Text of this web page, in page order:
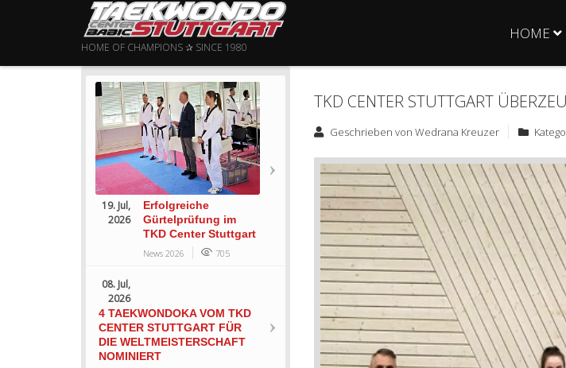
HOME OF CHAMPIONS ✰ SINCE 1980
HOME
19. Jul,
2026
Erfolgreiche
Gürtelprüfung im
TKD Center Stuttgart
News 2026 705
08. Jul,
2026
4 TAEKWONDOKA VOM TKD
CENTER STUTTGART FÜR
DIE WELTMEISTERSCHAFT
NOMINIERT
TKD CENTER STUTTGART
Geschrieben von Wedrana Kreuzer